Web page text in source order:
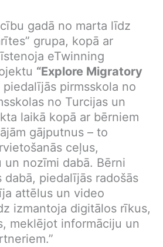
gadā no marta līdz
grupa, kopā ar
eTwinning
“Explore Migratory
pirmsskola no
no Turcijas un
laikā kopā ar bērniem
gājputnus – to
ceļus,
un nozīmi dabā. Bērni
piedalījās radošās
attēlus un video
izmantoja digitālos rīkus,
meklējot informāciju un